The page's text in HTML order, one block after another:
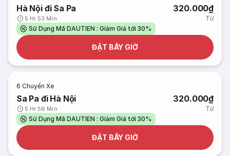
Hà Nội đi Sa Pa
5 Hr 53 Min
320.000₫
Từ
Sử Dụng Mã DAUTIEN : Giảm Giá tới 30%
ĐẶT BÂY GIỜ
6 Chuyến Xe
Sa Pa đi Hà Nội
5 Hr 56 Min
320.000₫
Từ
Sử Dụng Mã DAUTIEN : Giảm Giá tới 30%
ĐẶT BÂY GIỜ